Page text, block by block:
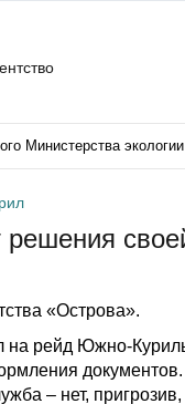
Министерства экологии
«Острова».
на рейд Южно-
– нет,